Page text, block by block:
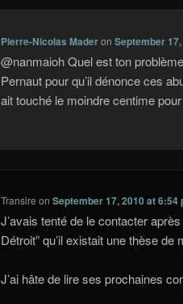
Pierre-Nicolas MaderonSeptember
@nanmaioh Quel est ton
Pernaut pour qu’il dénonce ces
ait touché le moindre centime
Transire onSeptember 17, 2010 at 6:54
J’avais tenté de le contacter
Détroit” qu’il existait une thèse
J’ai hâte de lire ses prochaines